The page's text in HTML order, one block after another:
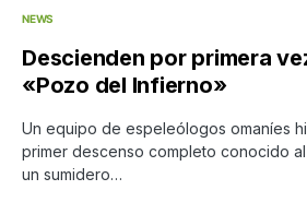
NEWS
Descienden por primera
«Pozo del Infierno»
Un equipo de espeleólogos omaníes
primer descenso completo conocido
un sumidero…